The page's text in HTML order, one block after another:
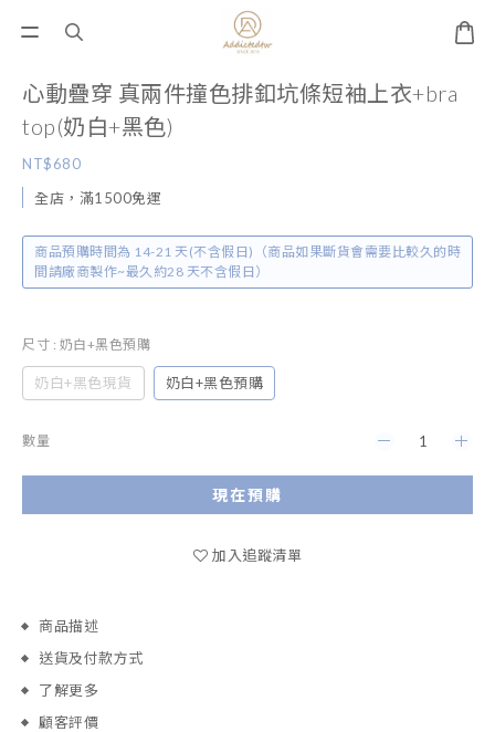
心動疊穿 真兩件撞色排釦坑條短袖上衣+bra
top(奶白+黑色)
NT$680
全店，滿1500免運
商品預購時間為 14-21 天(不含假日)（商品如果斷貨會需要比較久的時
間請廠商製作~最久約28 天不含假日）
尺寸 : 奶白+黑色預購
奶白+黑色現貨 奶白+黑色預購
數量
現在預購
加入追蹤清單
商品描述
送貨及付款方式
了解更多
顧客評價